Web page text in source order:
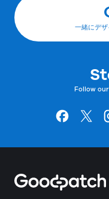
一緒にデザ
Follow
Goodpatch
ページ ペ